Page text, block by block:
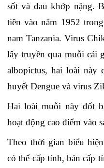
sốt và đau khớp nặng.
tiên vào năm 1952
nam Tanzania. Virus
lây truyền qua muỗi cái
albopictus, hai loài này
huyết Dengue và virus
Hai loài muỗi này đốt
hoạt động cao điểm vào
Theo thời gian biểu
có thể cấp tính, bán cấp